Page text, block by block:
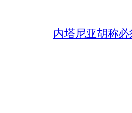
内塔尼亚胡称